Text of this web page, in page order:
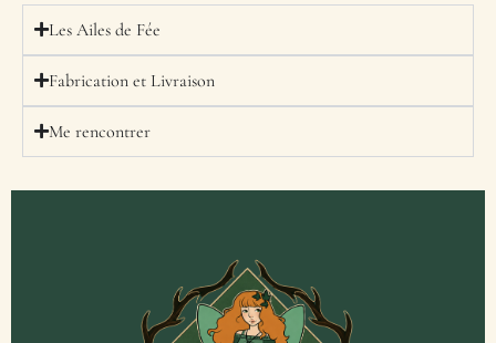
Les Ailes de Fée
Fabrication et Livraison
Me rencontrer